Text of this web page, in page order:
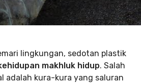
lingkungan, sedotan plastik
makhluk hidup. Salah
adalah kura-kura yang saluran